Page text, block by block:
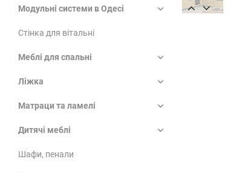
Модульні системи в Одесі
Стінка для вітальні
Меблі для спальні
Ліжка
Матраци та ламелі
Дитячі меблі
Шафи, пенали